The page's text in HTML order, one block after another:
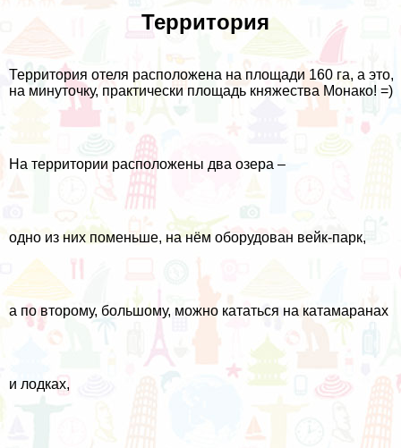
Территория
Территория отеля расположена на площади 160 га, а это,
на минуточку, практически площадь княжества Монако! =)
На территории расположены два озера –
одно из них поменьше, на нём оборудован вейк-парк,
а по второму, большому, можно кататься на катамаранах
и лодках,